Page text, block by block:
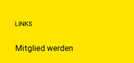
LINKS
Mitglied werden